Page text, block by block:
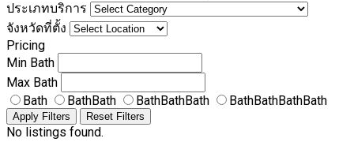
ประเภทบริการ
จังหวัดที่ตั้ง
Pricing
Min Bath
Max Bath
Bath
BathBath BathBathBath BathBathBathBath
Apply Filters Reset Filters
No listings found.